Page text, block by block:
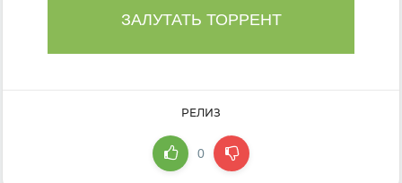
ЗАЛУТАТЬ ТОРРЕНТ
РЕЛИЗ
0